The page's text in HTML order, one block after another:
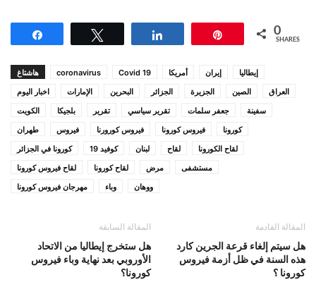
0
SHARES
هاشتاغ coronavirus Covid 19 أمريكا إيران
إيطاليا
اخبار اليوم
الإمارات البحرين الجزائر الجزيرة الصين
العراق
الكويت
بلجيكا تقرير تقرير سياسي جعفر سلمات
سفينة
طهران
فيروس فيروس كورورنا فيروس كورونا
كورونا
كورونا في الجزائر
كوفيد 19 لبنان لقاح
لقاح الكورونا
لقاح فيروس كورونا
لقاح كورونا مرض
مستشفى
مهرجان فيروس كورونا
وباء ووهان
المقالة السابقة
هل ستخرج إيطاليا من الاتحاد
الأوروبي بعد نهاية وباء فيروس
كورونا؟
المقالة القادمة
هل سيتم إلغاء قرعة الجرين كارد
هذه السنة في ظل أزمة فيروس
كورونا ؟